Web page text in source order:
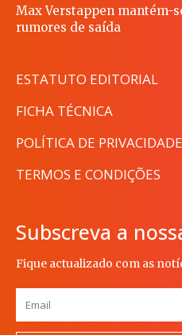
Max Verstappen mantém-
rumores de saída
ESTATUTO EDITORIAL
FICHA TÉCNICA
POLÍTICA DE PRIVACIDADE
TERMOS E CONDIÇÕES
Subscreva a
Fique actualizado com as